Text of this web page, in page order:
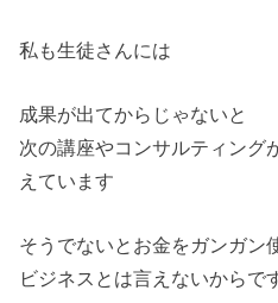
私も生徒さんには
成果が出てからじゃないと
次の講座やコンサルティング
えています
そうでないとお金をガンガン
ビジネスとは言えないからで